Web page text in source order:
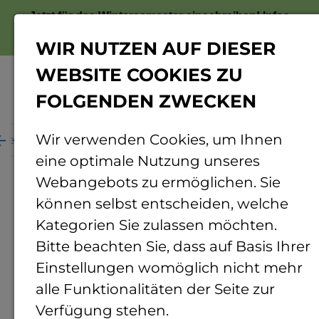
Jetzt für das Wintersemester einschreiben!Infos
Instagram-und-Facebook-Datenschutz
Datenschutz
Besondere
Datenschutzerklärung
Instagram und Facebook
Auftritt TH Bingen
WIR NUTZEN AUF DIESER
WEBSITE COOKIES ZU
FOLGENDEN ZWECKEN
Wir verwenden Cookies, um Ihnen
eine optimale Nutzung unseres
Webangebots zu ermöglichen. Sie
können selbst entscheiden, welche
Kategorien Sie zulassen möchten.
Bitte beachten Sie, dass auf Basis Ihrer
Einstellungen womöglich nicht mehr
alle Funktionalitäten der Seite zur
Verfügung stehen.